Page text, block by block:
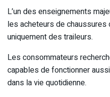
L’un des enseignements
les acheteurs de
uniquement des traileurs.
Les consommateurs
capables de fonctionner
dans la vie quotidienne.